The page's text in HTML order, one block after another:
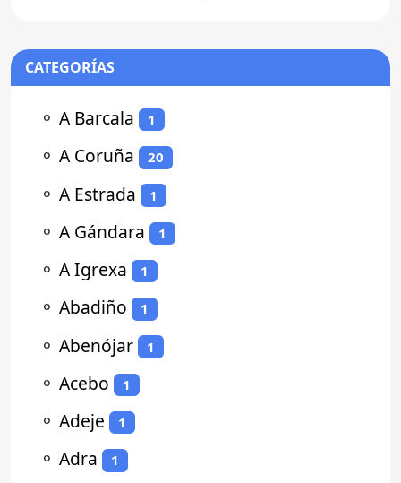
CATEGORÍAS
⚬ A Barcala 1
⚬ A Coruña 20
⚬ A Estrada 1
⚬ A Gándara 1
⚬ A Igrexa 1
⚬ Abadiño 1
⚬ Abenójar 1
⚬ Acebo 1
⚬ Adeje 1
⚬ Adra 1